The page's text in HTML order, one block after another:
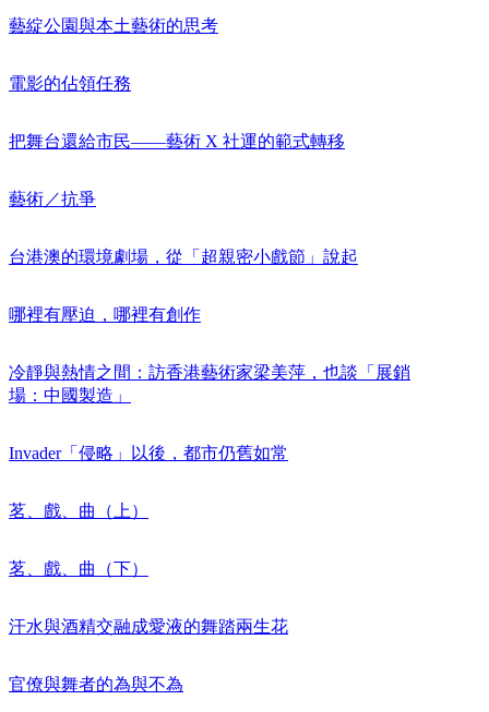
藝綻公園與本土藝術的思考
電影的佔領任務
把舞台還給市民——藝術 X 社運的範式轉移
藝術／抗爭
台港澳的環境劇場，從「超親密小戲節」說起
哪裡有壓迫，哪裡有創作
冷靜與熱情之間：訪香港藝術家梁美萍，也談「展銷
場：中國製造」
Invader「侵略」以後，都市仍舊如常
茗、戲、曲（上）
茗、戲、曲（下）
汗水與酒精交融成愛液的舞踏兩生花
官僚與舞者的為與不為